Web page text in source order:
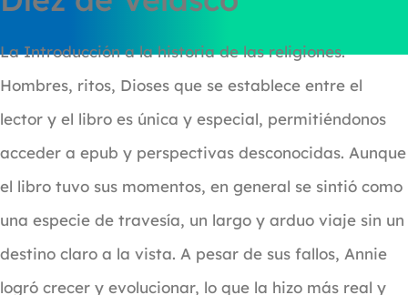
La Introducción a la historia de las religiones.
Hombres, ritos, Dioses que se establece entre el
lector y el libro es única y especial, permitiéndonos
acceder a epub y perspectivas desconocidas. Aunque
el libro tuvo sus momentos, en general se sintió como
una especie de travesía, un largo y arduo viaje sin un
destino claro a la vista. A pesar de sus fallos, Annie
logró crecer y evolucionar, lo que la hizo más real y